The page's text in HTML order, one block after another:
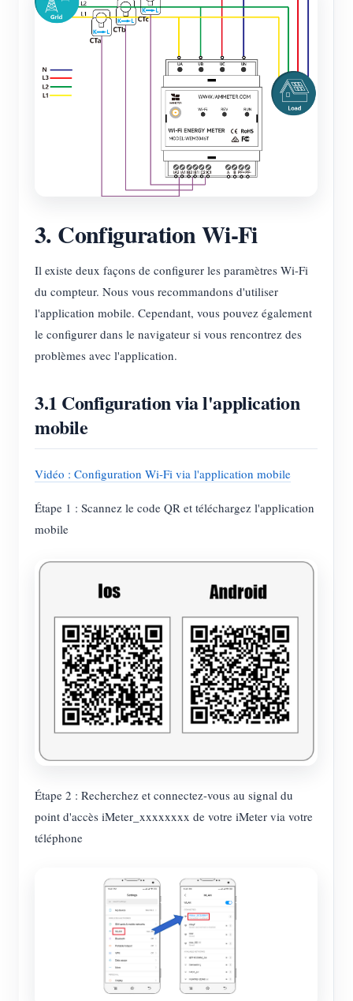
3. Configuration Wi-Fi
Il existe deux façons de configurer les paramètres Wi-Fi
du compteur. Nous vous recommandons d'utiliser
l'application mobile. Cependant, vous pouvez également
le configurer dans le navigateur si vous rencontrez des
problèmes avec l'application.
3.1 Configuration via l'application
mobile
Vidéo : Configuration Wi-Fi via l'application mobile
Étape 1 : Scannez le code QR et téléchargez l'application
mobile
Étape 2 : Recherchez et connectez-vous au signal du
point d'accès iMeter_xxxxxxxx de votre iMeter via votre
téléphone